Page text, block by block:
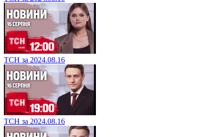
ТСН за 2024.08.16
ТСН за 2024.08.16